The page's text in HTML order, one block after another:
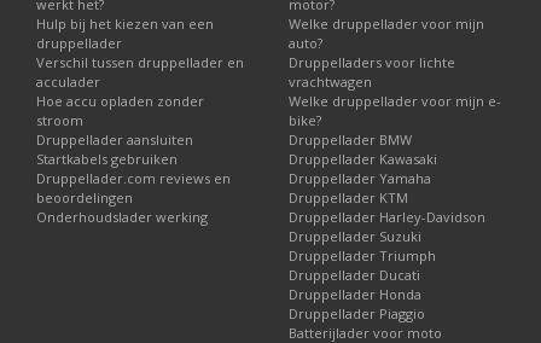
werkt het?
Hulp bij het kiezen van een
druppellader
Verschil tussen druppellader en
acculader
Hoe accu opladen zonder
stroom
Druppellader aansluiten
Startkabels gebruiken
Druppellader.com reviews en
beoordelingen
Onderhoudslader werking
motor?
Welke druppellader voor mijn
auto?
Druppelladers voor lichte
vrachtwagen
Welke druppellader voor mijn e-
bike?
Druppellader BMW
Druppellader Kawasaki
Druppellader Yamaha
Druppellader KTM
Druppellader Harley-Davidson
Druppellader Suzuki
Druppellader Triumph
Druppellader Ducati
Druppellader Honda
Druppellader Piaggio
Batterijlader voor moto